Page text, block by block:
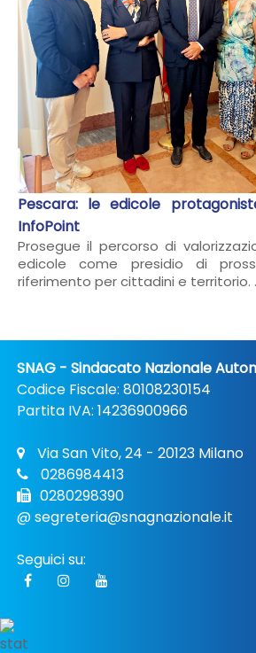
Pescara: le edicole
InfoPoint
Prosegue il percorso di
edicole come presidio di
riferimento per cittadini e territorio.
SNAG - Sindacato Nazionale
Codice Fiscale: 80108230154
Partita IVA: 14236900966
Via San Vito, 24 - 20123 Milano
0286984413
0280298390
@segreteria@snagnazionale.it
Seguici su: